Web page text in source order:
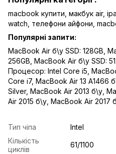
macbook купити, макбук air,
watch телефони айфони,
Популярні запити:
MacBook Air б\у SSD: 128GB
256GB MacBook Air б\у SSD:
Процесор: Intel Core i5
Core i7, MacBook Air 13 A1466
Silver, MacBook Air 2013 б\у
Air 2015 б\у MacBook Air 2017
Тип чіпа
Intel
Кількість
циклів
61/1100